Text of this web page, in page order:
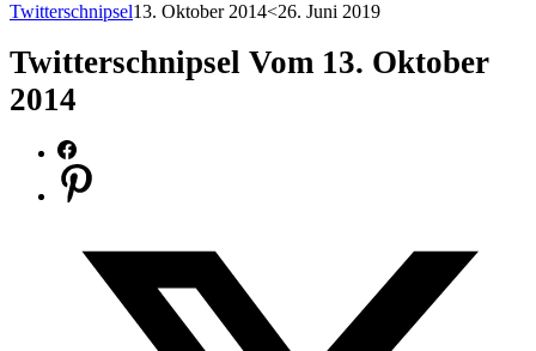
Twitterschnipsel13. Oktober 2014<26. Juni 2019
Twitterschnipsel Vom 13. Oktober
2014